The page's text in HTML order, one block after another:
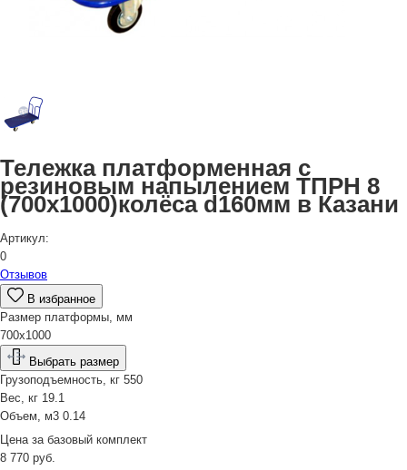
Тележка платформенная с
резиновым напылением ТПРН 8
(700х1000)колёса d160мм в Казани
Артикул:
0
Отзывов
В избранное
Размер платформы, мм
700х1000
Выбрать размер
Грузоподъемность, кг 550
Вес, кг 19.1
Объем, м3 0.14
Цена за базовый комплект
8 770 руб.